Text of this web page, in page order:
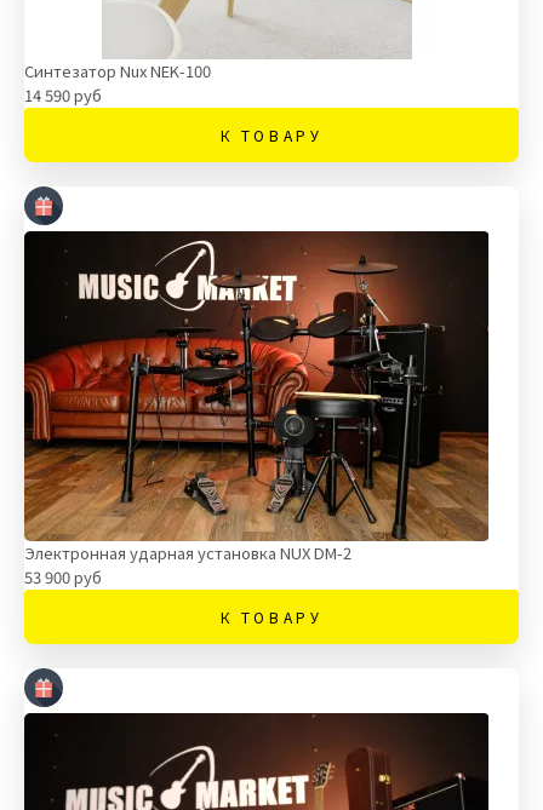
Синтезатор Nux NEK-100
14 590 руб
К ТОВАРУ
Электронная ударная установка NUX DM-2
53 900 руб
К ТОВАРУ